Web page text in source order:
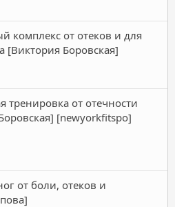
комплекс от отеков и для
[Виктория Боровская]
от отечности
[newyorkfitspo]
от боли, отеков и